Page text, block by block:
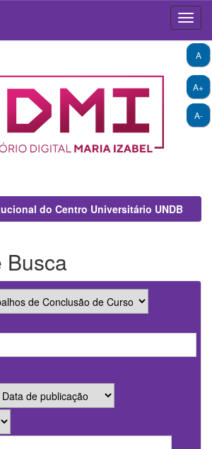
A+
A-
A
do Centro Universitário UNDB
Busca